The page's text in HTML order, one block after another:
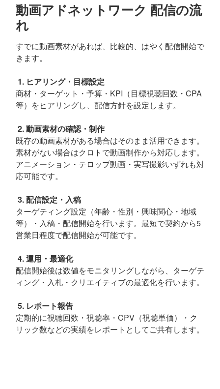
動画アドネットワーク 配信の流
れ
すでに動画素材があれば、比較的、はやく配信開始で
きます。
1. ヒアリング・目標設定
商材・ターゲット・予算・KPI（目標視聴回数・CPA
等）をヒアリングし、配信方針を設定します。
2. 動画素材の確認・制作
既存の動画素材がある場合はそのまま活用できます。
素材がない場合はクロトで動画制作から対応します。
アニメーション・テロップ動画・実写撮影いずれも対
応可能です。
3. 配信設定・入稿
ターゲティング設定（年齢・性別・興味関心・地域
等）・入稿・配信開始を行います。最短で契約から5
営業日程度で配信開始が可能です。
4. 運用・最適化
配信開始後は数値をモニタリングしながら、ターゲテ
ィング・入札・クリエイティブの最適化を行います。
5. レポート報告
定期的に視聴回数・視聴率・CPV（視聴単価）・ク
リック数などの実績をレポートとしてご共有します。